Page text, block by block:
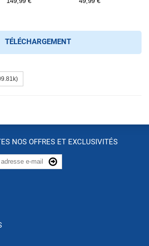
TÉLÉCHARGEMENT
NOS OFFRES ET EXCLUSIVITÉS